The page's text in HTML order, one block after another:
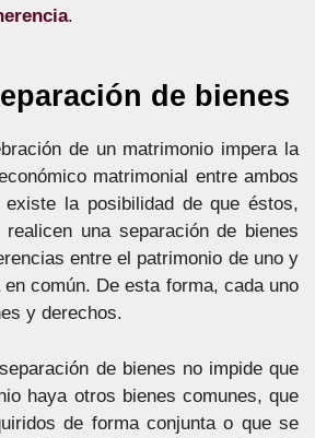
.
de bienes
de un matrimonio impera la
matrimonial entre ambos
existe la posibilidad de que éstos,
una separación de bienes
entre el patrimonio de uno y
común. De esta forma, cada uno
y derechos.
de bienes no impide que
haya otros bienes comunes, que
de forma conjunta o que se